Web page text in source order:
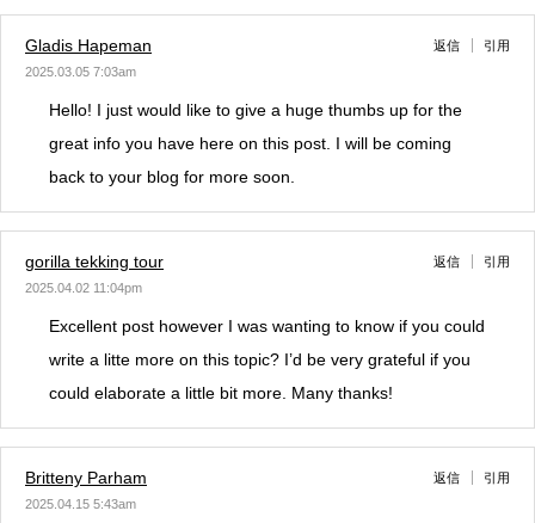
Gladis Hapeman
2025.03.05 7:03am
返信 引用
Hello! I just would like to give a huge thumbs up for the
great info you have here on this post. I will be coming
back to your blog for more soon.
gorilla tekking tour
2025.04.02 11:04pm
返信 引用
Excellent post however I was wanting to know if you could
write a litte more on this topic? I’d be very grateful if you
could elaborate a little bit more. Many thanks!
Britteny Parham
2025.04.15 5:43am
返信 引用